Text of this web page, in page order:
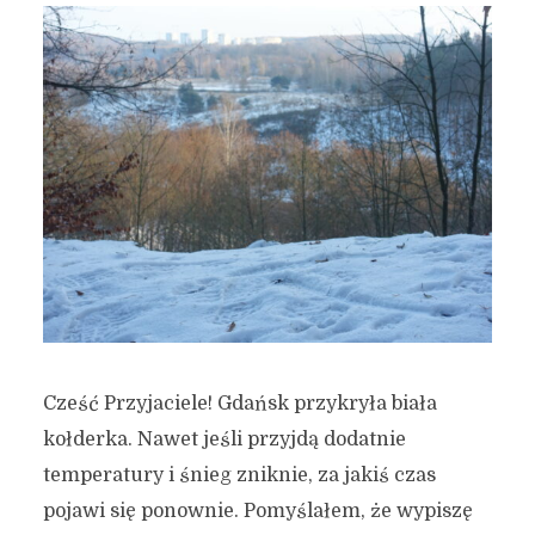
Cześć Przyjaciele! Gdańsk przykryła biała
kołderka. Nawet jeśli przyjdą dodatnie
temperatury i śnieg zniknie, za jakiś czas
pojawi się ponownie. Pomyślałem, że wypiszę